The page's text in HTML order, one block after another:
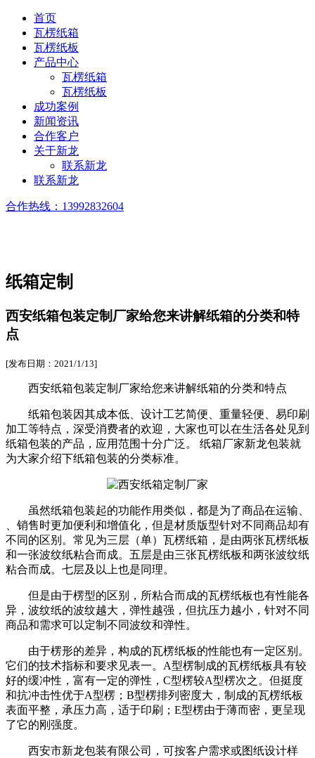
首页
瓦楞纸箱
瓦楞纸板
产品中心
瓦楞纸箱
瓦楞纸板
成功案例
新闻资讯
合作客户
关于新龙
联系新龙
联系新龙
合作热线： 13992832604
纸箱定制
西安纸箱包装定制厂家给您来讲解纸箱的分类和特
点
[发布日期：2021/1/13]
西安纸箱包装定制厂家给您来讲解纸箱的分类和特点
纸箱包装因其成本低、设计工艺简便、重量轻便、易印刷
加工等特点，深受消费者的欢迎，大家也可以在生活各处见到
纸箱包装的产品，应用范围十分广泛。 纸箱厂家新龙包装就
为大家介绍下纸箱包装的分类标准。
虽然纸箱包装起的功能作用类似，都是为了商品在运输、
、销售时更加便利和增值化，但是材质版型针对不同商品却有
不同的区别。常见为三层（单）瓦楞纸箱，是由两张瓦楞纸板
和一张波纹纸粘合而成。五层是由三张瓦楞纸板和两张波纹纸
粘合而成。七层及以上也是同理。
但是由于楞型的区别，所粘合而成的瓦楞纸板也有性能各
异，波纹纸的波纹越大，弹性越强，但抗压力越小，针对不同
商品和需求可以定制不同波纹和弹性。
由于楞形的差异，构成的瓦楞纸板的性能也有一定区别。
它们的技术指标和要求见表一。A型楞制成的瓦楞纸板具有较
好的缓冲性，富有一定的弹性，C型楞较A型楞次之。但挺度
和抗冲击性优于A型楞；B型楞排列密度大，制成的瓦楞纸板
表面平整，承压力高，适于印刷；E型楞由于薄而密，更呈现
了它的刚强度。
西安市新龙包装有限公司，可按客户需求或图纸设计样